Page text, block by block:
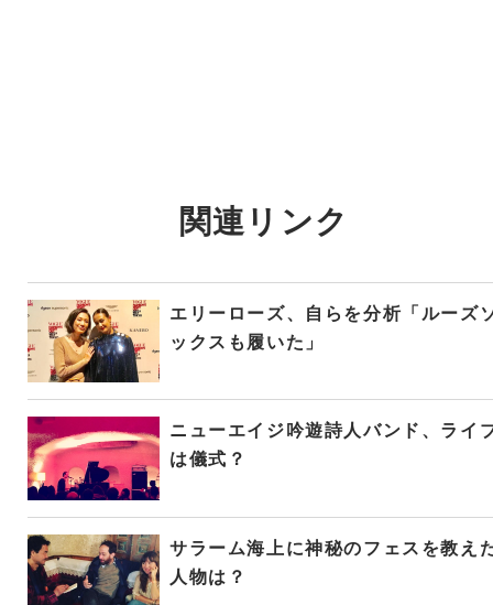
関連リンク
エリーローズ、自らを分析「ルーズ
ックスも履いた」
ニューエイジ吟遊詩人バンド、ライ
は儀式？
サラーム海上に神秘のフェスを教え
人物は？